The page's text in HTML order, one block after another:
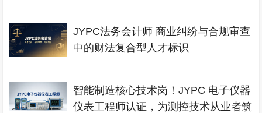
JYPC法务会计师 商业纠纷与合规审查
中的财法复合型人才标识
智能制造核心技术岗！JYPC 电子仪器
仪表工程师认证，为测控技术从业者筑